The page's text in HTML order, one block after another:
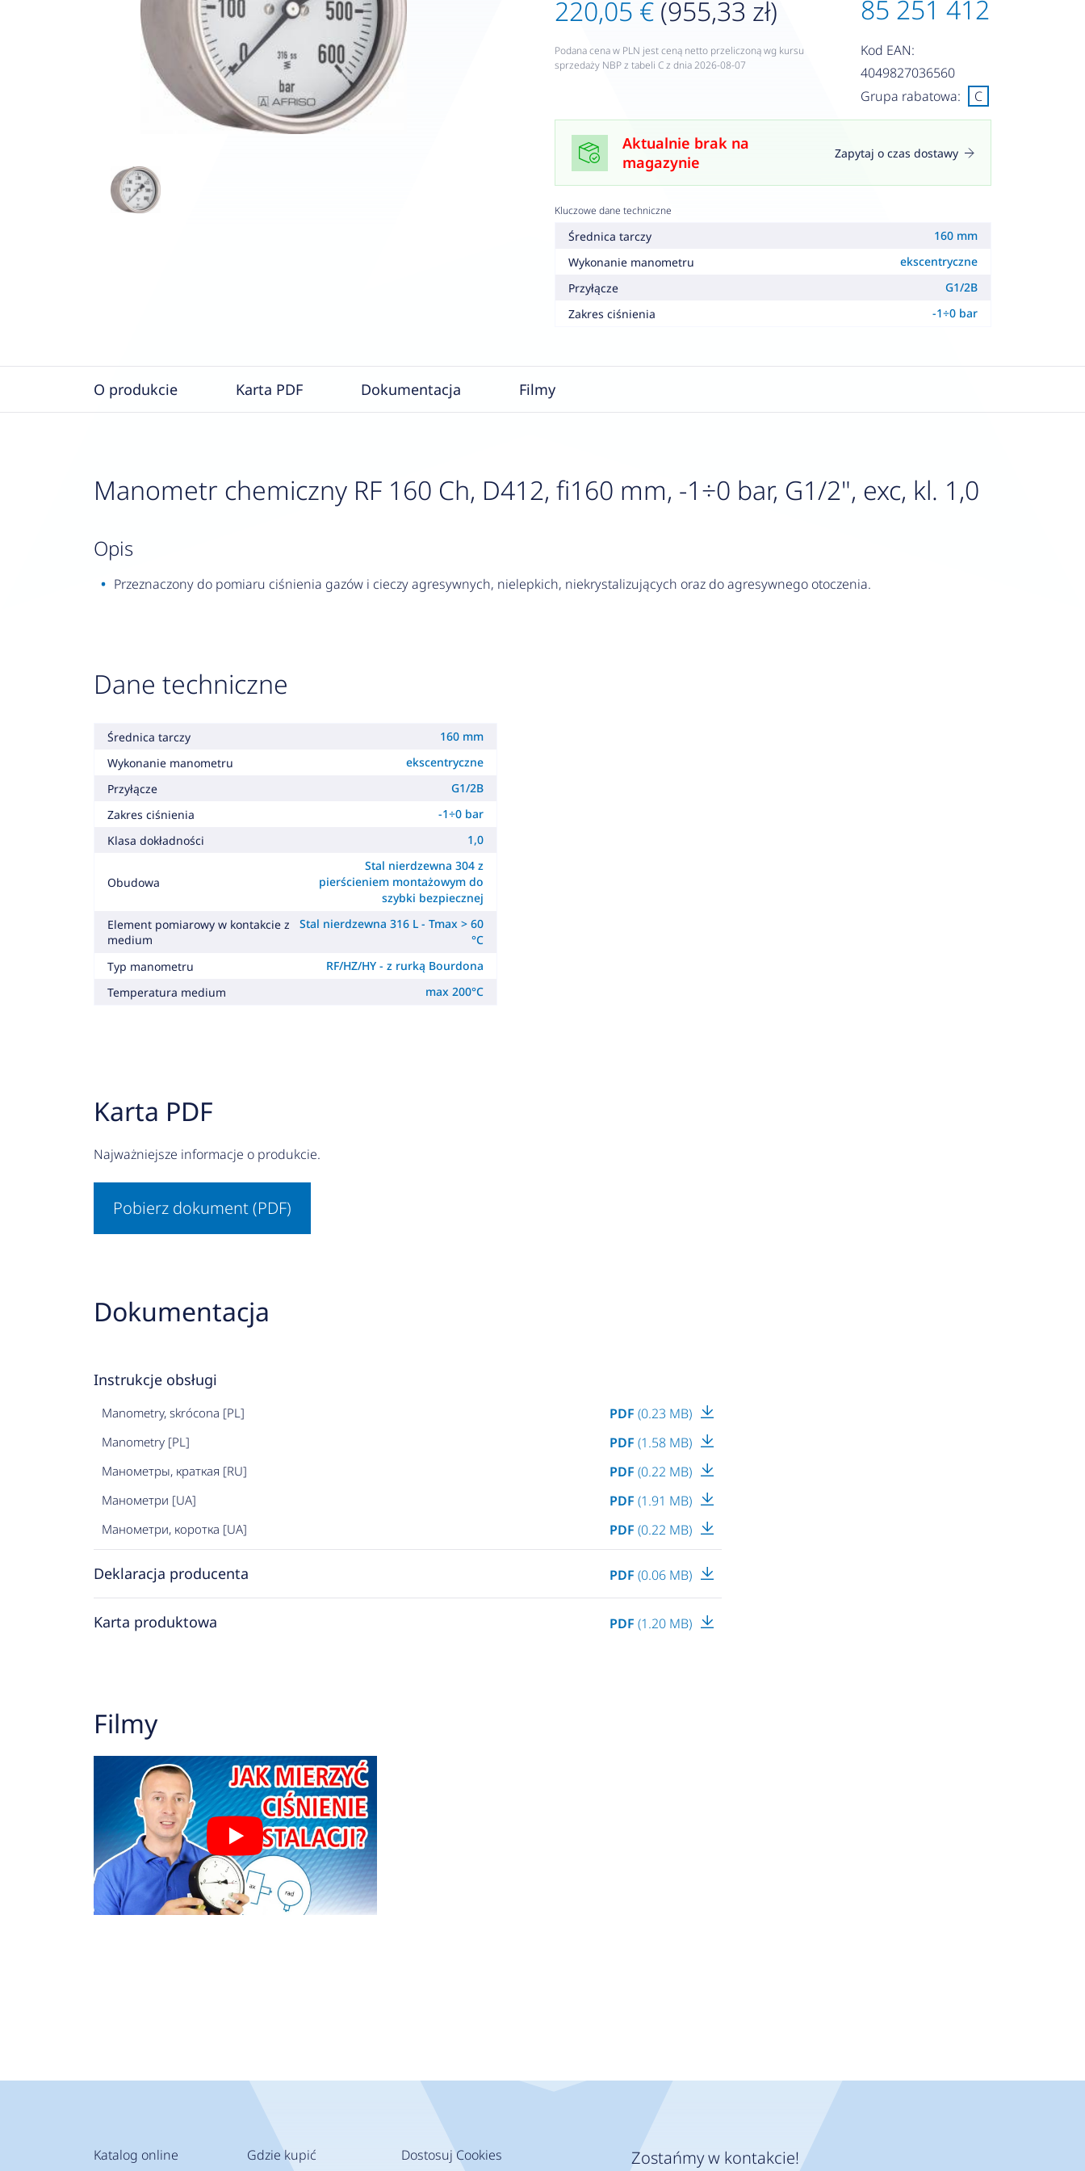
220,05 € (955,33 zł)
Podana cena w PLN jest ceną netto przeliczoną wg kursu
sprzedaży NBP z tabeli C z dnia 2026-08-07
85 251 412
Kod EAN:
4049827036560
Grupa rabatowa:
C
Aktualnie brak na
magazynie
Zapytaj o czas dostawy
Kluczowe dane techniczne
Średnica tarczy
160 mm
Wykonanie manometru
ekscentryczne
Przyłącze
G1/2B
Zakres ciśnienia
-1÷0 bar
O produkcie Karta PDF Dokumentacja Filmy
Manometr chemiczny RF 160 Ch, D412, fi160 mm, -1÷0 bar, G1/2", exc, kl. 1,0
opis
Przeznaczony do pomiaru ciśnienia gazów i cieczy agresywnych, nielepkich, niekrystalizujących oraz do agresywnego otoczenia.
Dane techniczne
Średnica tarczy
160 mm
Wykonanie manometru
ekscentryczne
Przyłącze
G1/2B
Zakres ciśnienia
-1÷0 bar
Klasa dokładności
1,0
Obudowa
Stal nierdzewna 304 z
pierścieniem montażowym do
szybki bezpiecznej
Element pomiarowy w kontakcie z
medium
Stal nierdzewna 316 L - Tmax > 60
°C
Typ manometru
RF/HZ/HY - z rurką Bourdona
Temperatura medium
max 200°C
Karta PDF
Najważniejsze informacje o produkcie.
Pobierz dokument (PDF)
Dokumentacja
Instrukcje obsługi
Manometry, skrócona [PL] PDF (0.23 MB)
Manometry [PL] PDF (1.58 MB)
Манометры, краткая [RU] PDF (0.22 MB)
Манометри [UA] PDF (1.91 MB)
Манометри, коротка [UA] PDF (0.22 MB)
Deklaracja producenta PDF (0.06 MB)
Karta produktowa PDF (1.20 MB)
Filmy
Katalog online Gdzie kupić Dostosuj Cookies Zostańmy w kontakcie!